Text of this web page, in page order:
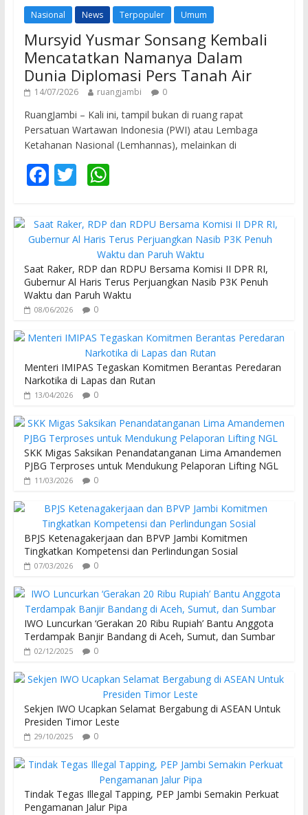
Nasional News Terpopuler Umum
Mursyid Yusmar Sonsang Kembali
Mencatatkan Namanya Dalam
Dunia Diplomasi Pers Tanah Air
14/07/2026 ruangjambi 0
RuangJambi – Kali ini, tampil bukan di ruang rapat
Persatuan Wartawan Indonesia (PWI) atau Lembaga
Ketahanan Nasional (Lemhannas), melainkan di
F
e
b
o
o
k
T
itt
er
W
at
s
A
p
p
Saat Raker, RDP dan RDPU Bersama Komisi II DPR RI,
Gubernur Al Haris Terus Perjuangkan Nasib P3K Penuh
Waktu dan Paruh Waktu
08/06/2026 0
Menteri IMIPAS Tegaskan Komitmen Berantas Peredaran
Narkotika di Lapas dan Rutan
13/04/2026 0
SKK Migas Saksikan Penandatanganan Lima Amandemen
PJBG Terproses untuk Mendukung Pelaporan Lifting NGL
11/03/2026 0
BPJS Ketenagakerjaan dan BPVP Jambi Komitmen
Tingkatkan Kompetensi dan Perlindungan Sosial
07/03/2026 0
IWO Luncurkan ‘Gerakan 20 Ribu Rupiah’ Bantu Anggota
Terdampak Banjir Bandang di Aceh, Sumut, dan Sumbar
02/12/2025 0
Sekjen IWO Ucapkan Selamat Bergabung di ASEAN Untuk
Presiden Timor Leste
29/10/2025 0
Tindak Tegas Illegal Tapping, PEP Jambi Semakin Perkuat
Pengamanan Jalur Pipa